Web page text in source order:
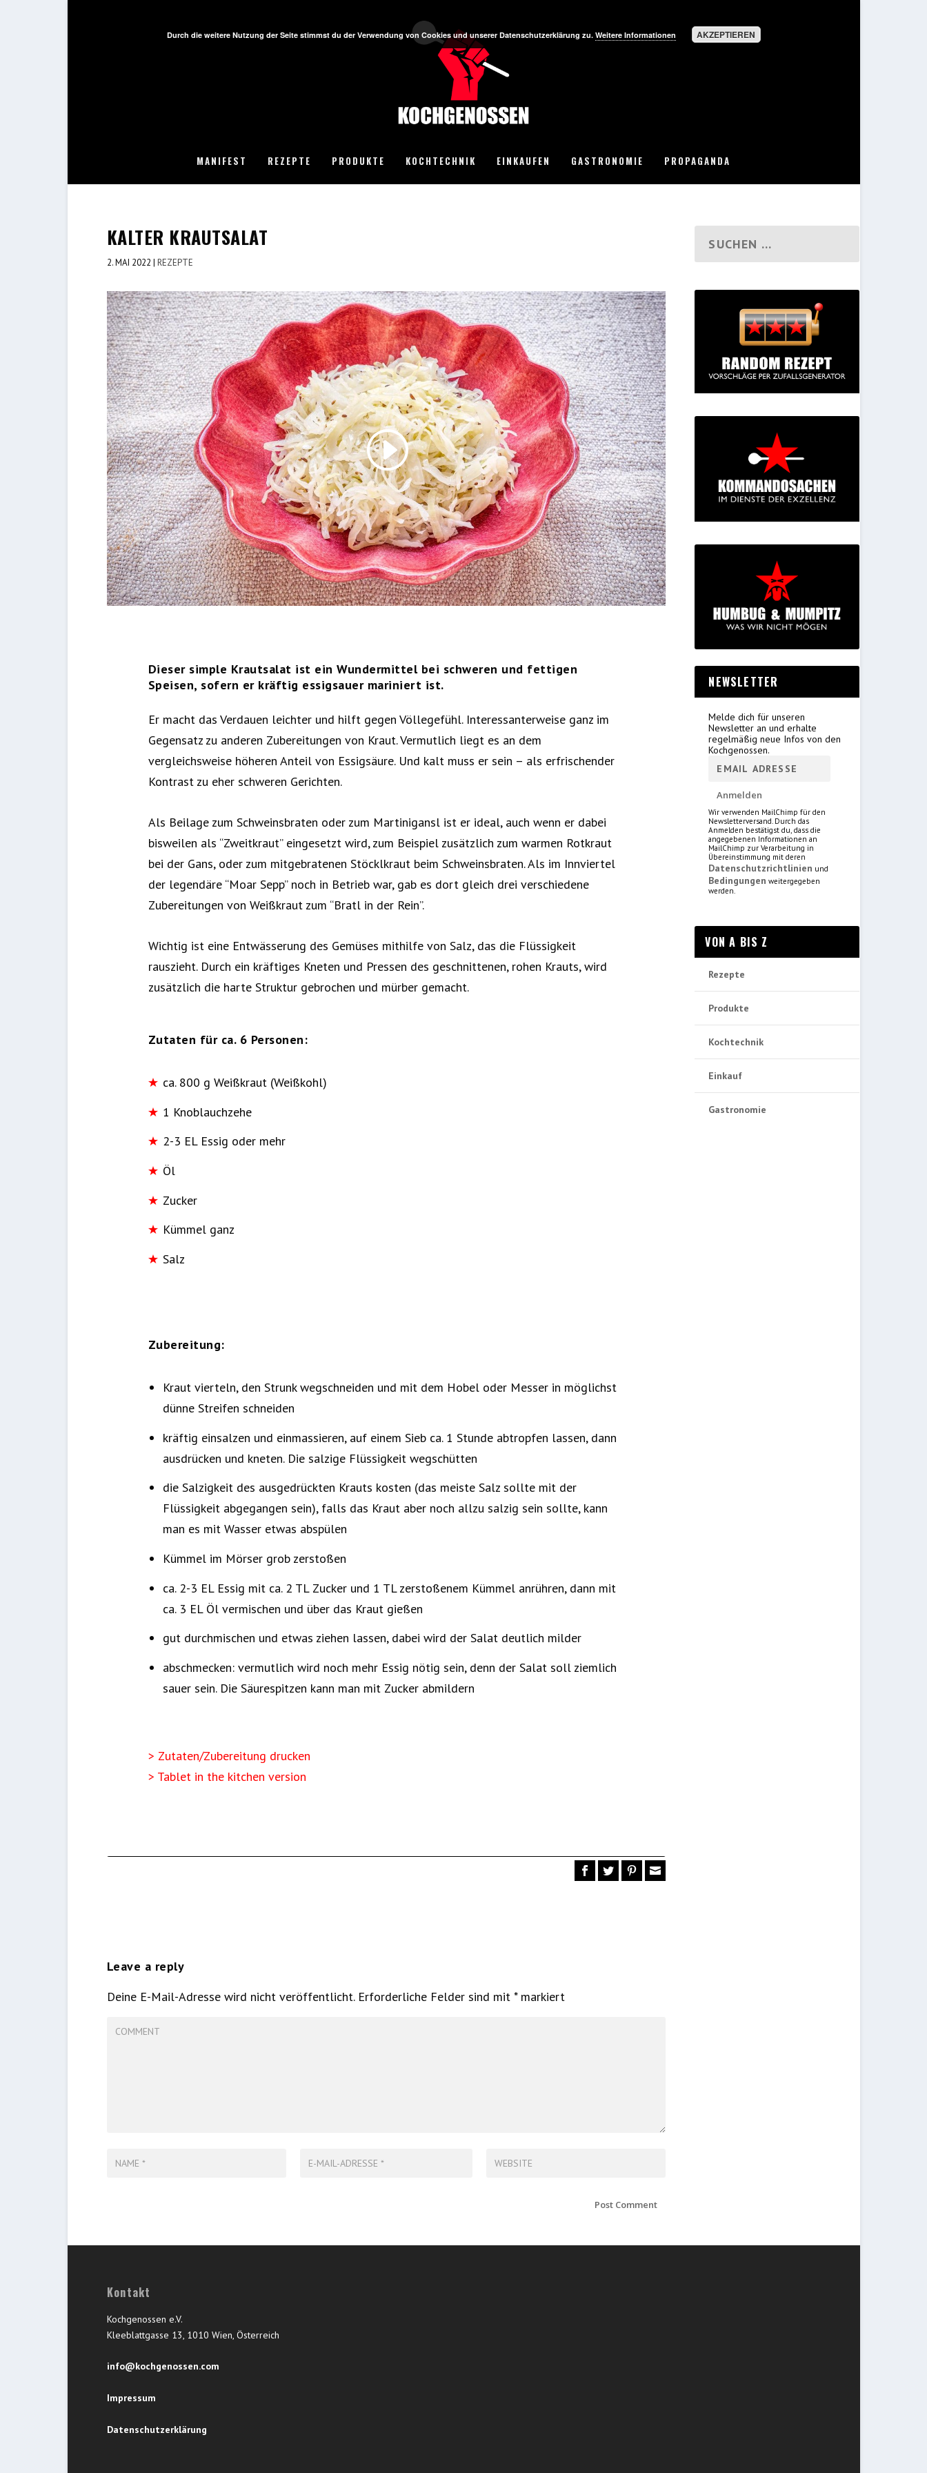
MANIFEST REZEPTE PRODUKTE KOCHTECHNIK EINKAUFEN GASTRONOMIE PROPAGANDA
KALTER KRAUTSALAT
2. MAI 2022 | REZEPTE
Dieser simple Krautsalat ist ein Wundermittel bei schweren und fettigen
Speisen, sofern er kräftig essigsauer mariniert ist.
Er macht das Verdauen leichter und hilft gegen Völlegefühl. Interessanterweise ganz im
Gegensatz zu anderen Zubereitungen von Kraut. Vermutlich liegt es an dem
vergleichsweise höheren Anteil von Essigsäure. Und kalt muss er sein – als erfrischender
Kontrast zu eher schweren Gerichten.
Als Beilage zum Schweinsbraten oder zum Martinigansl ist er ideal, auch wenn er dabei
bisweilen als “Zweitkraut” eingesetzt wird, zum Beispiel zusätzlich zum warmen Rotkraut
bei der Gans, oder zum mitgebratenen Stöcklkraut beim Schweinsbraten. Als im Innviertel
der legendäre “Moar Sepp” noch in Betrieb war, gab es dort gleich drei verschiedene
Zubereitungen von Weißkraut zum “Bratl in der Rein”.
Wichtig ist eine Entwässerung des Gemüses mithilfe von Salz, das die Flüssigkeit
rauszieht. Durch ein kräftiges Kneten und Pressen des geschnittenen, rohen Krauts, wird
zusätzlich die harte Struktur gebrochen und mürber gemacht.
Zutaten für ca. 6 Personen:
ca. 800 g Weißkraut (Weißkohl)
1 Knoblauchzehe
2-3 EL Essig oder mehr
Öl
Zucker
Kümmel ganz
Salz
Zubereitung:
Kraut vierteln, den Strunk wegschneiden und mit dem Hobel oder Messer in möglichst
dünne Streifen schneiden
kräftig einsalzen und einmassieren, auf einem Sieb ca. 1 Stunde abtropfen lassen, dann
ausdrücken und kneten. Die salzige Flüssigkeit wegschütten
die Salzigkeit des ausgedrückten Krauts kosten (das meiste Salz sollte mit der
Flüssigkeit abgegangen sein), falls das Kraut aber noch allzu salzig sein sollte, kann
man es mit Wasser etwas abspülen
Kümmel im Mörser grob zerstoßen
ca. 2-3 EL Essig mit ca. 2 TL Zucker und 1 TL zerstoßenem Kümmel anrühren, dann mit
ca. 3 EL Öl vermischen und über das Kraut gießen
gut durchmischen und etwas ziehen lassen, dabei wird der Salat deutlich milder
abschmecken: vermutlich wird noch mehr Essig nötig sein, denn der Salat soll ziemlich
sauer sein. Die Säurespitzen kann man mit Zucker abmildern
> Zutaten/Zubereitung drucken
> Tablet in the kitchen version
Leave a reply
Deine E-Mail-Adresse wird nicht veröffentlicht. Erforderliche Felder sind mit *markiert
NEWSLETTER
Melde dich für unseren
Newsletter an und erhalte
regelmäßig neue Infos von den
Kochgenossen.
Wir verwenden MailChimp für den
Newsletterversand. Durch das
Anmelden bestätigst du, dass die
angegebenen Informationen an
MailChimp zur Verarbeitung in
Übereinstimmung mit deren
Datenschutzrichtlinien und
Bedingungen weitergegeben
werden.
VON A BIS Z
Rezepte
Produkte
Kochtechnik
Einkauf
Gastronomie
Kontakt
Kochgenossen e.V.
Kleeblattgasse 13, 1010 Wien, Österreich
info@kochgenossen.com
Impressum
Datenschutzerklärung
Durch die weitere Nutzung der Seite stimmst du der Verwendung von Cookies und unserer Datenschutzerklärung zu. Weitere Informationen AKZEPTIEREN